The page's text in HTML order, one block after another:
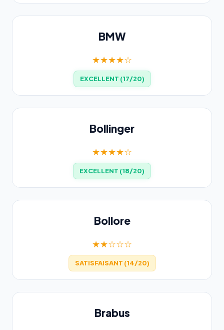
BMW
★★★★☆
EXCELLENT (17/20)
Bollinger
★★★★☆
EXCELLENT (18/20)
Bollore
★★☆☆☆
SATISFAISANT (14/20)
Brabus